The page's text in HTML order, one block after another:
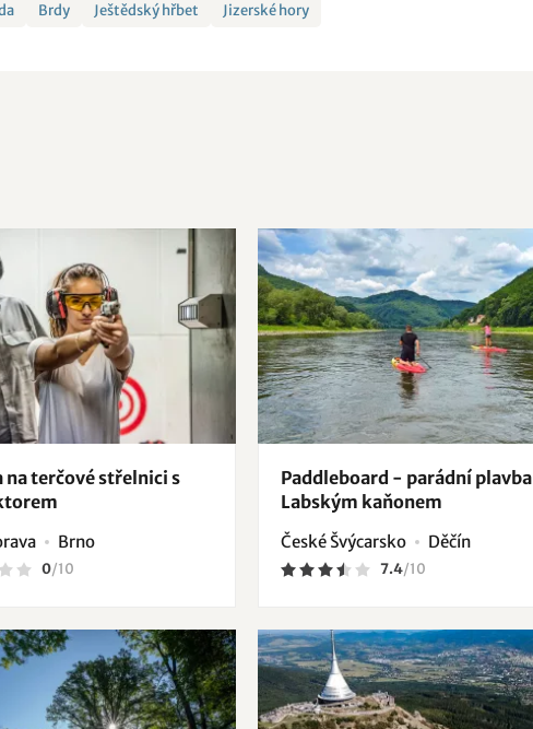
Brdy Ještědský hřbet Jizerské hory
na terčové střelnici s
Brno
0/10
Paddleboard - parádní plavba
Labským kaňonem
České Švýcarsko Děčín
7.4/10